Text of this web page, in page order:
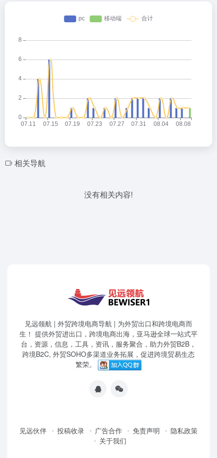
相关导航
没有相关内容!
见远领航 | 外贸跨境电商导航 | 为外贸出口和跨境电商而
生！ 提供外贸进出口，跨境电商出海，亚马逊全球一站式平
台，资源，信息，工具，资讯，服务聚合，助力外贸B2B，
跨境B2C, 外贸SOHO多渠道业务拓展，促进跨境贸易生态
繁荣。
见远伙伴 投稿收录 广告合作 免责声明
隐私政策
关于我们